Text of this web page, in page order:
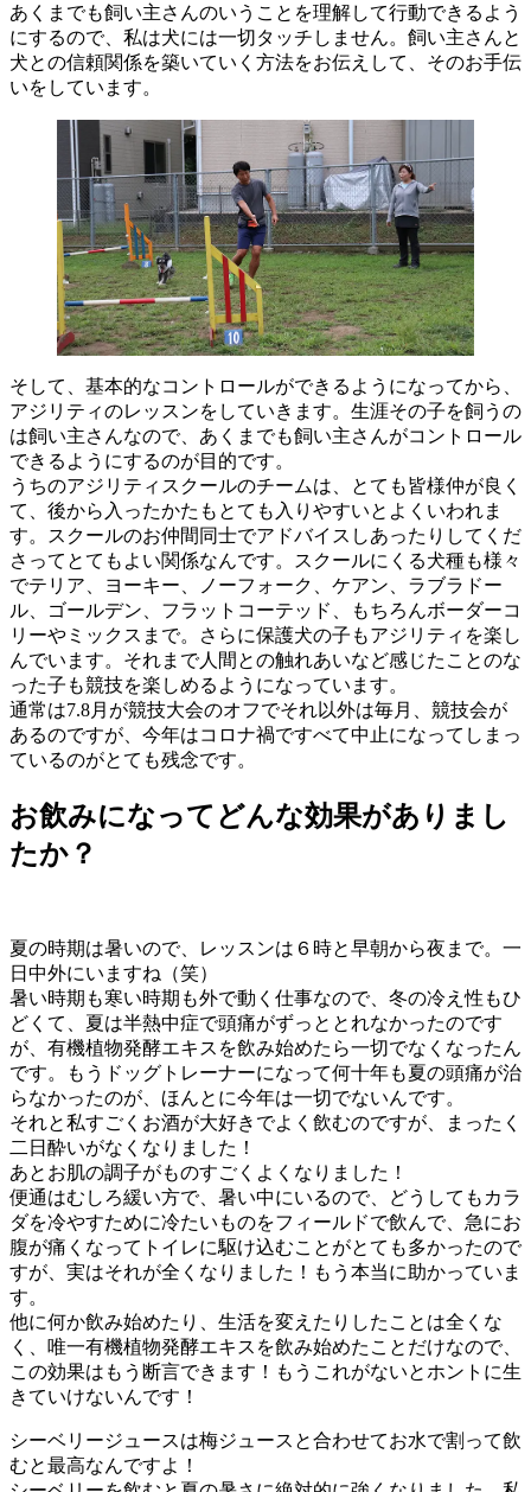
あくまでも飼い主さんのいうことを理解して行動できるよう
にするので、私は犬には一切タッチしません。飼い主さんと
犬との信頼関係を築いていく方法をお伝えして、そのお手伝
いをしています。
そして、基本的なコントロールができるようになってから、
アジリティのレッスンをしていきます。生涯その子を飼うの
は飼い主さんなので、あくまでも飼い主さんがコントロール
できるようにするのが目的です。
うちのアジリティスクールのチームは、とても皆様仲が良く
て、後から入ったかたもとても入りやすいとよくいわれま
す。スクールのお仲間同士でアドバイスしあったりしてくだ
さってとてもよい関係なんです。スクールにくる犬種も様々
でテリア、ヨーキー、ノーフォーク、ケアン、ラブラドー
ル、ゴールデン、フラットコーテッド、もちろんボーダーコ
リーやミックスまで。さらに保護犬の子もアジリティを楽し
んでいます。それまで人間との触れあいなど感じたことのな
った子も競技を楽しめるようになっています。
通常は7.8月が競技大会のオフでそれ以外は毎月、競技会が
あるのですが、今年はコロナ禍ですべて中止になってしまっ
ているのがとても残念です。
お飲みになってどんな効果がありまし
たか？
夏の時期は暑いので、レッスンは６時と早朝から夜まで。一
日中外にいますね（笑）
暑い時期も寒い時期も外で動く仕事なので、冬の冷え性もひ
どくて、夏は半熱中症で頭痛がずっととれなかったのです
が、有機植物発酵エキスを飲み始めたら一切でなくなったん
です。もうドッグトレーナーになって何十年も夏の頭痛が治
らなかったのが、ほんとに今年は一切でないんです。
それと私すごくお酒が大好きでよく飲むのですが、まったく
二日酔いがなくなりました！
あとお肌の調子がものすごくよくなりました！
便通はむしろ緩い方で、暑い中にいるので、どうしてもカラ
ダを冷やすために冷たいものをフィールドで飲んで、急にお
腹が痛くなってトイレに駆け込むことがとても多かったので
すが、実はそれが全くなりました！もう本当に助かっていま
す。
他に何か飲み始めたり、生活を変えたりしたことは全くな
く、唯一有機植物発酵エキスを飲み始めたことだけなので、
この効果はもう断言できます！もうこれがないとホントに生
きていけないんです！
シーベリージュースは梅ジュースと合わせてお水で割って飲
むと最高なんですよ！